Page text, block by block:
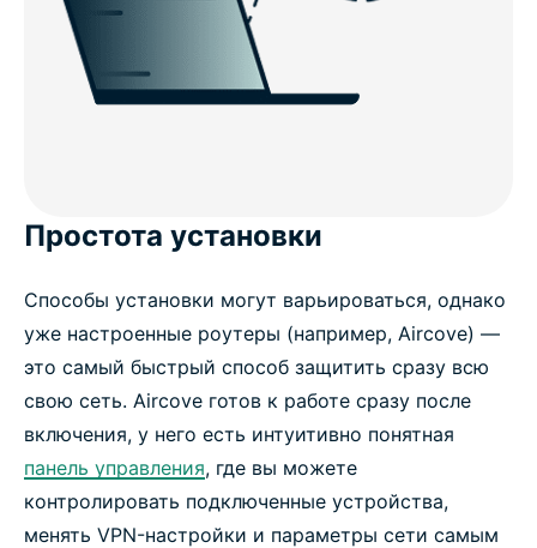
Простота установки
Способы установки могут варьироваться, однако
уже настроенные роутеры (например, Aircove) —
это самый быстрый способ защитить сразу всю
свою сеть. Aircove готов к работе сразу после
включения, у него есть интуитивно понятная
панель управления, где вы можете
контролировать подключенные устройства,
менять VPN-настройки и параметры сети самым